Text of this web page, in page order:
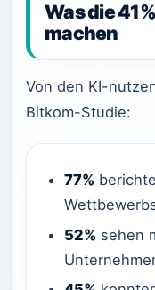
Was die
machen
Von den KI-
Bitkom-Studie:
77%
52% sehen